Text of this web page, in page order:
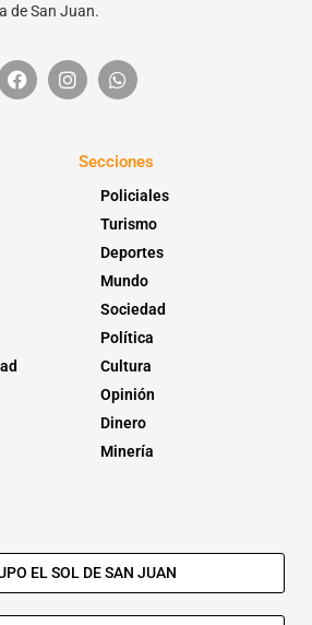
de San Juan.
Secciones
Policiales
Turismo
Deportes
Mundo
Sociedad
Política
Cultura
Opinión
Dinero
Minería
EL SOL DE SAN JUAN